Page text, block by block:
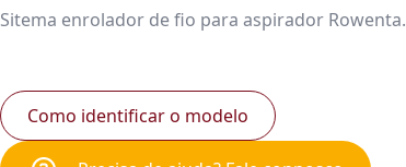
Sitema enrolador de fio para aspirador Rowenta.
Como identificar o modelo